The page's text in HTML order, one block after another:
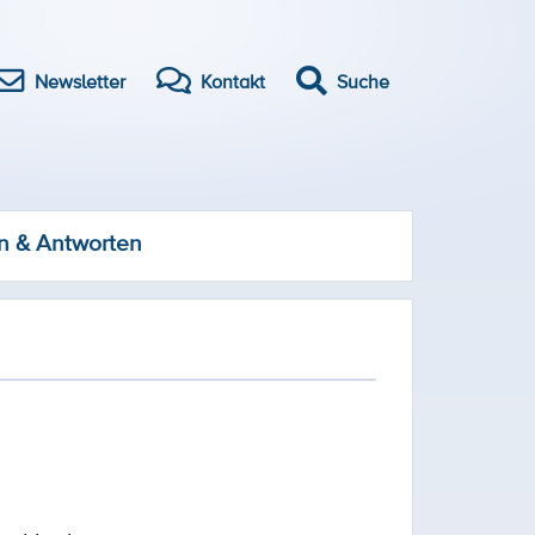
Newsletter Kontakt Suche
& Antworten